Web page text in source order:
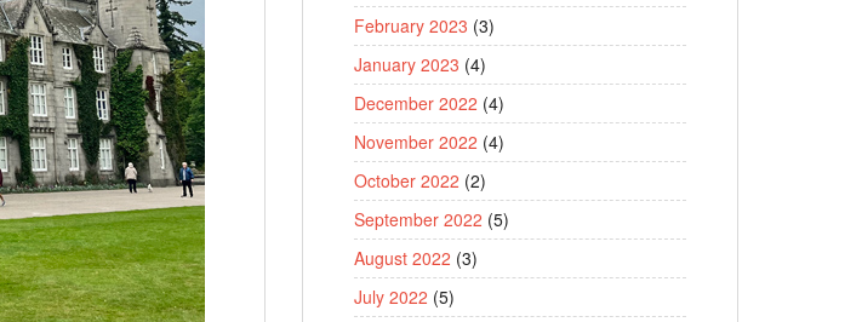
February 2023 (3)
January 2023 (4)
December 2022 (4)
November 2022 (4)
October 2022 (2)
September 2022 (5)
August 2022 (3)
July 2022 (5)